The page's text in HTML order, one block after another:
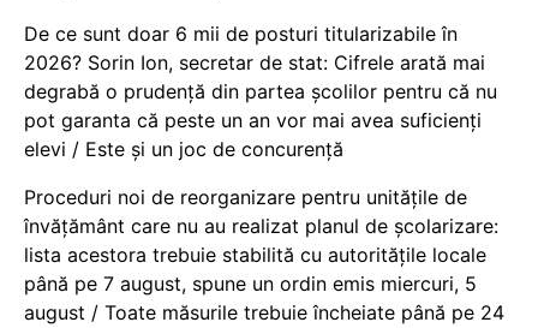
De ce sunt doar 6 mii de posturi titularizabile în
2026? Sorin Ion, secretar de stat: Cifrele arată mai
degrabă o prudență din partea școlilor pentru că nu
pot garanta că peste un an vor mai avea suficienți
elevi / Este și un joc de concurență
Proceduri noi de reorganizare pentru unitățile de
învățământ care nu au realizat planul de școlarizare:
lista acestora trebuie stabilită cu autoritățile locale
până pe 7 august, spune un ordin emis miercuri, 5
august / Toate măsurile trebuie încheiate până pe 24